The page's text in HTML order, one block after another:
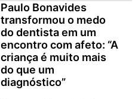
Paulo Bonavides
transformou o medo
do dentista em um
encontro com afeto: “A
criança é muito mais
do que um
diagnóstico”